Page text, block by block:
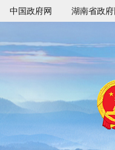
中国政府网 湖南省政府